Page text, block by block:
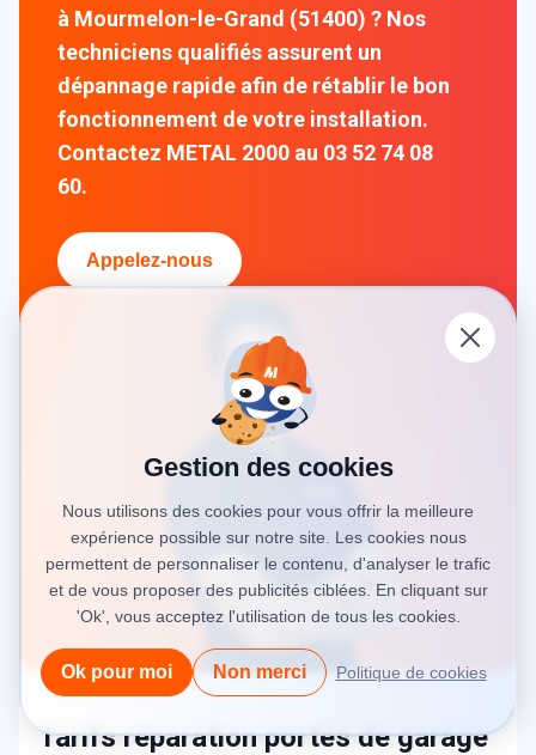
à Mourmelon-le-Grand (51400) ? Nos
techniciens qualifiés assurent un
dépannage rapide afin de rétablir le bon
fonctionnement de votre installation.
Contactez METAL 2000 au 03 52 74 08
60.
Appelez-nous
Tarifs réparation portes de garage
Gestion des cookies
Nous utilisons des cookies pour vous offrir la meilleure
expérience possible sur notre site. Les cookies nous
permettent de personnaliser le contenu, d'analyser le trafic
et de vous proposer des publicités ciblées. En cliquant sur
'Ok', vous acceptez l'utilisation de tous les cookies.
Ok pour moi Non merci Politique de cookies